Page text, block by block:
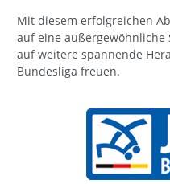
Mit diesem erfolgreichen
auf eine
auf weitere spannende
Bundesliga freuen.